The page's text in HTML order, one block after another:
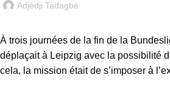
Adjèdji Tadagbé
À trois journées de la fin de la
déplaçait à Leipzig avec la possibilité
cela, la mission était de s’imposer à